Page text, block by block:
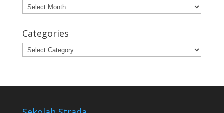
Archives
Categories
Categories